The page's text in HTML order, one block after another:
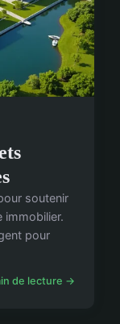
soutenir
immobilier.
pour
de lecture →